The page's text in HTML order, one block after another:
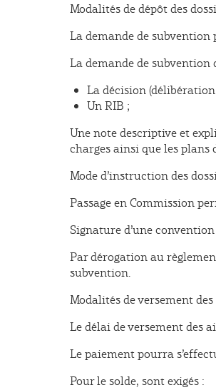
Modalités de dépôt des
La demande de subvention
La demande de subvention
La décision
Un RIB ;
Une note descriptive et
charges ainsi que les plans
Mode d’instruction des
Passage en Commission
Signature d’une
Par dérogation au
subvention.
Modalités de versement
Le délai de versement des
Le paiement pourra
Pour le solde, sont exigés :